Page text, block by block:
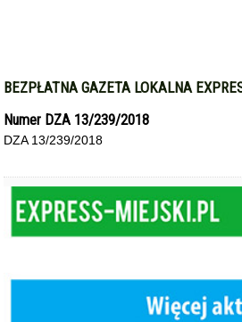
BEZPŁATNA GAZETA LOKALNA
Numer DZA 13/239/2018
DZA 13/239/2018